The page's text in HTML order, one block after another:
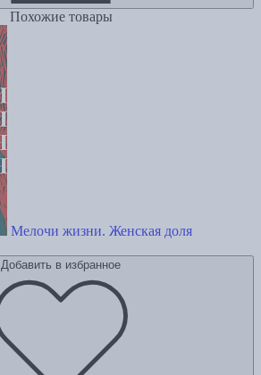
Похожие товары
Мелочи жизни. Женская доля
Добавить в избранное